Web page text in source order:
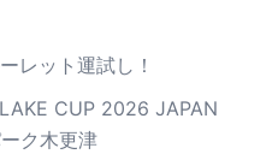
レット運試し！
CUP 2026 JAPAN
ク木更津